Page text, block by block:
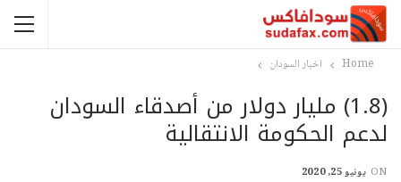
Home اخبار السودان
(1.8) مليار دولار من أصدقاء السودان
لدعم الحكومة الانتقالية
ON يونيو 25, 2020